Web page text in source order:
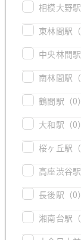
相模大野駅
東林間駅
中央林間駅
南林間駅
鶴間駅 （0）
大和駅 （0）
桜ヶ丘駅
高座渋谷駅
長後駅 （0）
湘南台駅